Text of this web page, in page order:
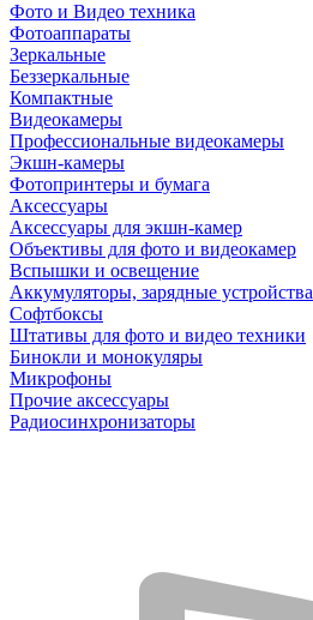
Фото и Видео техника
Фотоаппараты
Зеркальные
Беззеркальные
Компактные
Видеокамеры
Профессиональные видеокамеры
Экшн-камеры
Фотопринтеры и бумага
Аксессуары
Аксессуары для экшн-камер
Объективы для фото и видеокамер
Вспышки и освещение
Аккумуляторы, зарядные устройства
Софтбоксы
Штативы для фото и видео техники
Бинокли и монокуляры
Микрофоны
Прочие аксессуары
Радиосинхронизаторы